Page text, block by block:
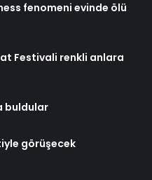
fenomeni evinde ölü
Festivali renkli anlara
buldular
görüşecek